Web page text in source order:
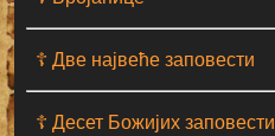
☦ Две највеће заповести
☦ Десет Божијих заповести